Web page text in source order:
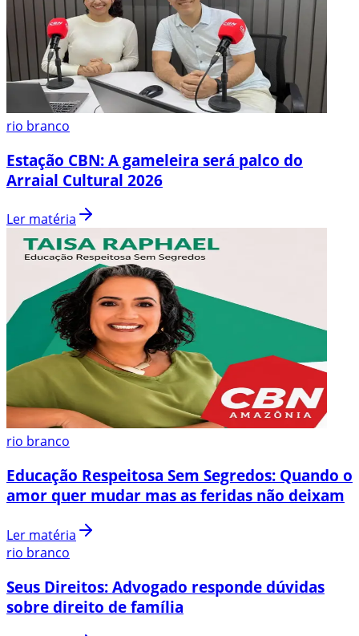
rio branco
Estação CBN: A gameleira será palco do
Arraial Cultural 2026
Ler matéria
rio branco
Educação Respeitosa Sem Segredos: Quando o
amor quer mudar mas as feridas não deixam
Ler matéria
rio branco
Seus Direitos: Advogado responde dúvidas
sobre direito de família